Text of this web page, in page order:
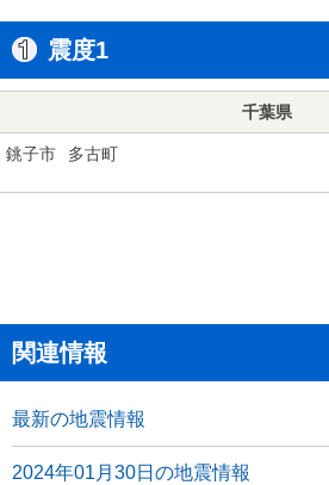
震度1
千葉県
銚子市 多古町
関連情報
最新の地震情報
2024年01月30日の地震情報